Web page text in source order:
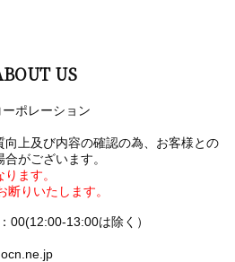
US
ポレーション
上及び内容の確認の為、お客様との
がございます。
ます。
りいたします。
00(12:00-13:00は除く）